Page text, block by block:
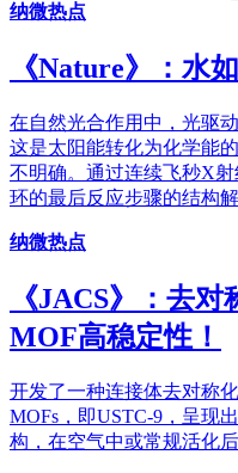
纳微热点
《​Nature》：水
在自然光合作用中，光驱
这是太阳能转化为化学能
不明确。通过连续飞秒X
环的最后反应步骤的结构解
纳微热点
《JACS》：去
MOF高稳定性！
开发了一种连接体去对称
MOFs，即USTC-9，呈现
构，在空气中或常规活化